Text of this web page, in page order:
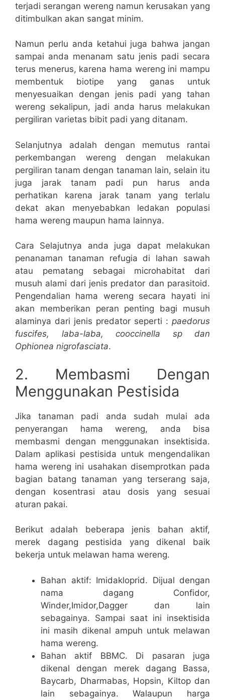
terjadi serangan wereng namun kerusakan yang
ditimbulkan akan sangat minim.
Namun perlu anda ketahui juga bahwa jangan
sampai anda menanam satu jenis padi secara
terus menerus, karena hama wereng ini mampu
membentuk biotipe yang ganas untuk
menyesuaikan dengan jenis padi yang tahan
wereng sekalipun, jadi anda harus melakukan
pergiliran varietas bibit padi yang ditanam.
Selanjutnya adalah dengan memutus rantai
perkembangan wereng dengan melakukan
pergiliran tanam dengan tanaman lain, selain itu
juga jarak tanam padi pun harus anda
perhatikan karena jarak tanam yang terlalu
dekat akan menyebabkan ledakan populasi
hama wereng maupun hama lainnya.
Cara Selajutnya anda juga dapat melakukan
penanaman tanaman refugia di lahan sawah
atau pematang sebagai microhabitat dari
musuh alami dari jenis predator dan parasitoid.
Pengendalian hama wereng secara hayati ini
akan memberikan peran penting bagi musuh
alaminya dari jenis predator seperti : paedorus
fuscifes, laba-laba, cooccinella sp dan
Ophionea nigrofasciata.
2. Membasmi Dengan
Menggunakan Pestisida
Jika tanaman padi anda sudah mulai ada
penyerangan hama wereng, anda bisa
membasmi dengan menggunakan insektisida.
Dalam aplikasi pestisida untuk mengendalikan
hama wereng ini usahakan disemprotkan pada
bagian batang tanaman yang terserang saja,
dengan kosentrasi atau dosis yang sesuai
aturan pakai.
Berikut adalah beberapa jenis bahan aktif,
merek dagang pestisida yang dikenal baik
bekerja untuk melawan hama wereng.
Bahan aktif: Imidakloprid. Dijual dengan
nama dagang Confidor,
Winder,Imidor,Dagger dan lain
sebagainya. Sampai saat ini insektisida
ini masih dikenal ampuh untuk melawan
hama wereng.
Bahan aktif BBMC. Di pasaran juga
dikenal dengan merek dagang Bassa,
Baycarb, Dharmabas, Hopsin, Kiltop dan
lain sebagainya. Walaupun harga